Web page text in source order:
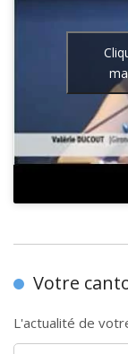
Votre
L'actualité de